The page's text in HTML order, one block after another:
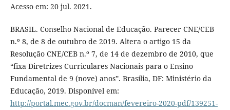
Acesso em: 20 jul. 2021.
BRASIL. Conselho Nacional de Educação. Parecer CNE/CEB
n.º 8, de 8 de outubro de 2019. Altera o artigo 15 da
Resolução CNE/CEB n.º 7, de 14 de dezembro de 2010, que
“fixa Diretrizes Curriculares Nacionais para o Ensino
Fundamental de 9 (nove) anos”. Brasília, DF: Ministério da
Educação, 2019. Disponível em:
http://portal.mec.gov.br/docman/fevereiro-2020-pdf/139251-